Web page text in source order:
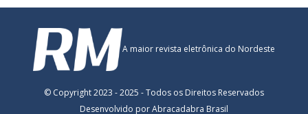
A maior revista eletrônica do Nordeste
© Copyright 2023 - 2025 - Todos os Direitos Reservados
Desenvolvido por Abracadabra Brasil